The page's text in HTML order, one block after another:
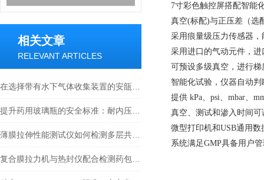
相关文章
RELEVANT ARTICLES
7寸彩色触控屏搭配智能
真空(标配)与正压差（选
采用痕量级压力传感器
采用进口的气动元件，
可预设多级真空，进行梯
智能化试验，仪器自动
提供 kPa、psi、mbar、
真空、测试和渗入时间
微型打印机和USB通用
系统满足GMP具备用户